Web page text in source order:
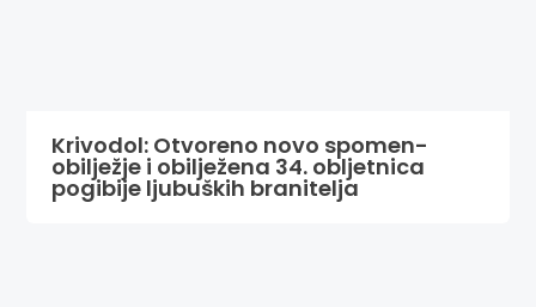
Krivodol: Otvoreno novo spomen-
obilježje i obilježena 34. obljetnica
pogibije ljubuških branitelja